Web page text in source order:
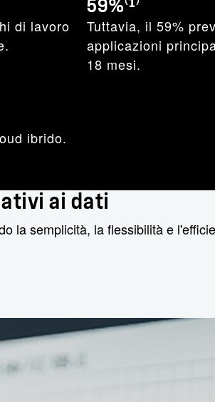
di lavoro
59%⁽¹⁾
Tuttavia, il 59%
applicazioni
18 mesi.
ibrido.
ai dati
la semplicità, la flessibilità e